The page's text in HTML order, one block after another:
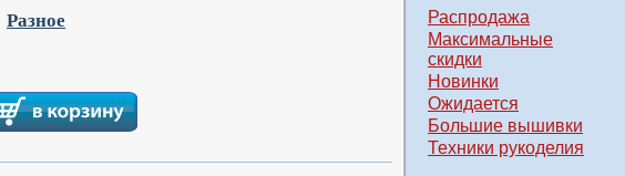
Разное
Распродажа
Максимальные
скидки
Новинки
Ожидается
Большие вышивки
Техники рукоделия